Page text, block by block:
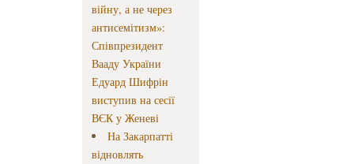
війну, а не через
антисемітизм»:
Співпрезидент
Вааду України
Едуард Шифрін
виступив на сесії
ВЄК у Женеві
На Закарпатті
відновлять